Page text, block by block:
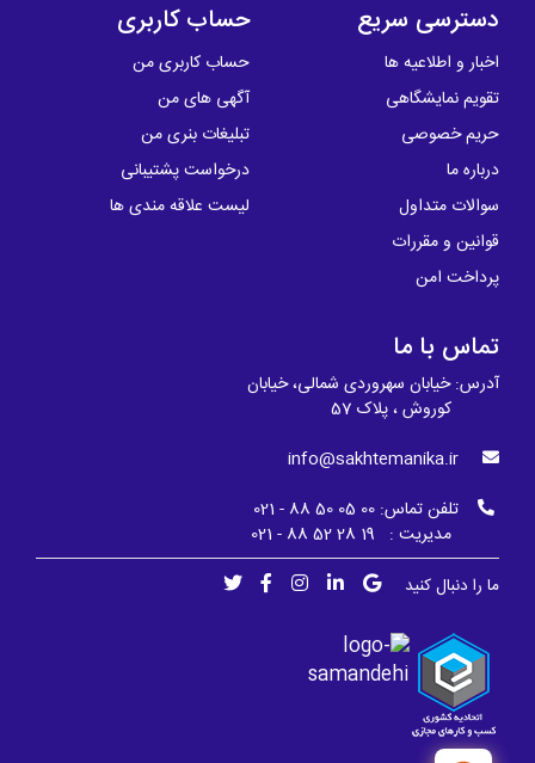
دسترسی سریع
اخبار و اطلاعیه ها
تقویم نمایشگاهی
حریم خصوصی
درباره ما
سوالات متداول
قوانین و مقررات
پرداخت امن
حساب کاربری
حساب کاربری من
آگهی های من
تبلیغات بنری من
درخواست پشتیبانی
لیست علاقه مندی ها
تماس با ما
آدرس: خیابان سهروردی شمالی، خیابان
کوروش ، پلاک 57
info@sakhtemanika.ir
تلفن تماس: 00 05 50 88 - 021
مدیریت : 19 28 52 88 - 021
ما را دنبال کنید